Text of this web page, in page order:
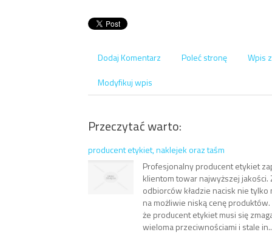
Dodaj Komentarz Poleć stronę
Wpis
Modyfikuj wpis
Przeczytać warto:
producent etykiet, naklejek oraz taśm
Profesjonalny producent etykiet
klientom towar najwyższej
odbiorców kładzie nacisk nie
na możliwie niską cenę
że producent etykiet musi się
wieloma przeciwnościami i stale